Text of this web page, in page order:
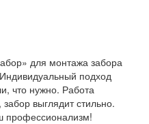
для монтажа забора
подход
что нужно. Работа
выглядит стильно.
профессионализм!